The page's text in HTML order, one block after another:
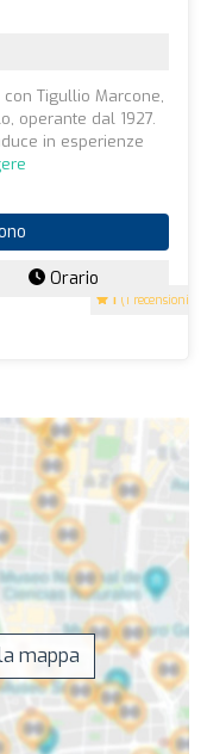
1 (1 recensioni)
Tigullio Marcone,
operante dal 1927.
in esperienze
Orario
mappa